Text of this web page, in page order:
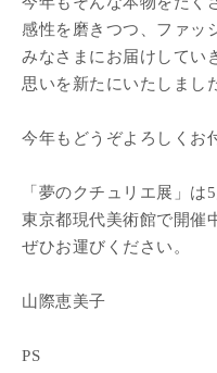
感性を磨きつつ、ファッ
みなさまにお届けしてい
思いを新たにいたしまし
今年もどうぞよろしくお
「夢のクチュリエ展」は
東京都現代美術館で開催
ぜひお運びください。
山際恵美子
PS